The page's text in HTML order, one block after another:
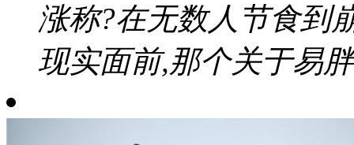
涨称?在无数人节食到
现实面前,那个关于易